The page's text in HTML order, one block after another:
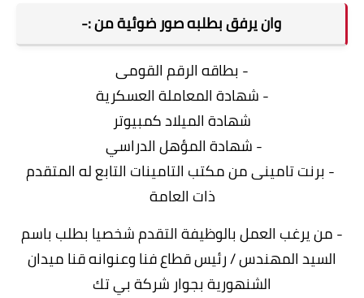
وان يرفق بطلبه صور ضوئية من :-
- بطاقه الرقم القومى
- شهادة المعاملة العسكرية
شهادة الميلاد كمبيوتر
- شهادة المؤهل الدراسي
- برنت تامينى من مكتب التامينات التابع له المتقدم
ذات العامة
- من يرغب العمل بالوظيفة التقدم شخصيا بطلب باسم
السيد المهندس / رئيس قطاع فنا وعنوانه قنا ميدان
الشنهورية بجوار شركة بي تك